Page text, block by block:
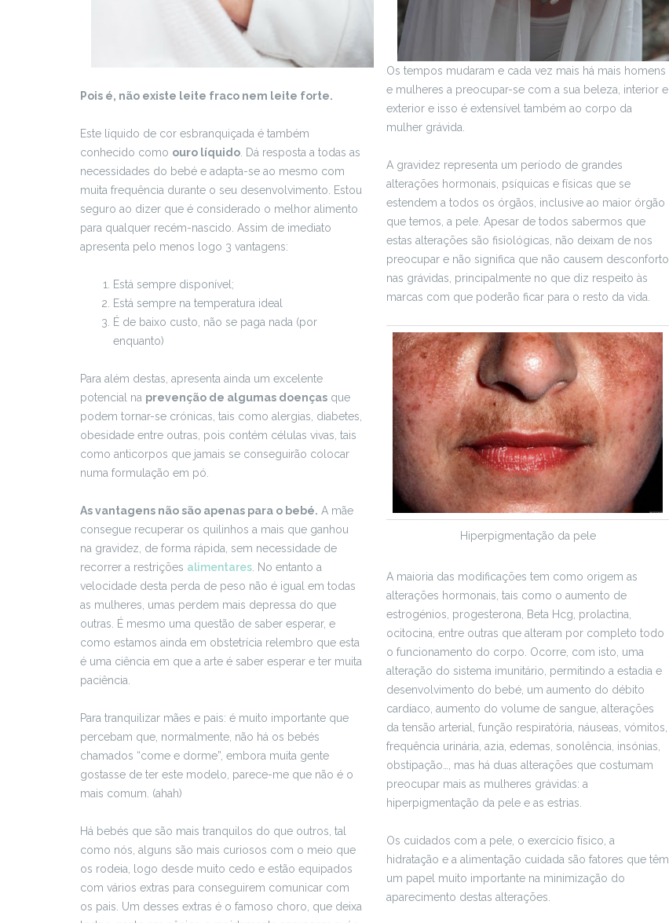
Pois é, não existe leite fraco nem leite forte.
Este líquido de cor esbranquiçada é também
conhecido como ouro líquido . Dá resposta a todas as
necessidades do bebé e adapta-se ao mesmo com
muita frequência durante o seu desenvolvimento. Estou
seguro ao dizer que é considerado o melhor alimento
para qualquer recém-nascido. Assim de imediato
apresenta pelo menos logo 3 vantagens:
Está sempre disponível;
Está sempre na temperatura ideal
É de baixo custo, não se paga nada (por
enquanto)
Para além destas, apresenta ainda um excelente
potencial na prevenção de algumas doenças que
podem tornar-se crónicas, tais como alergias, diabetes,
obesidade entre outras, pois contém células vivas, tais
como anticorpos que jamais se conseguirão colocar
numa formulação em pó.
As vantagens não são apenas para o bebé. A mãe
consegue recuperar os quilinhos a mais que ganhou
na gravidez, de forma rápida, sem necessidade de
recorrer a restrições alimentares . No entanto a
velocidade desta perda de peso não é igual em todas
as mulheres, umas perdem mais depressa do que
outras. É mesmo uma questão de saber esperar, e
como estamos ainda em obstetrícia relembro que esta
é uma ciência em que a arte é saber esperar e ter muita
paciência.
Para tranquilizar mães e pais: é muito importante que
percebam que, normalmente, não há os bebés
chamados “come e dorme”, embora muita gente
gostasse de ter este modelo, parece-me que não é o
mais comum. (ahah)
Há bebés que são mais tranquilos do que outros, tal
como nós, alguns são mais curiosos com o meio que
os rodeia, logo desde muito cedo e estão equipados
com vários extras para conseguirem comunicar com
os pais. Um desses extras é o famoso choro, que deixa
Os tempos mudaram e cada vez mais há mais homens
e mulheres a preocupar-se com a sua beleza, interior e
exterior e isso é extensível também ao corpo da
mulher grávida.
A gravidez representa um período de grandes
alterações hormonais, psíquicas e físicas que se
estendem a todos os órgãos, inclusive ao maior órgão
que temos, a pele. Apesar de todos sabermos que
estas alterações são fisiológicas, não deixam de nos
preocupar e não significa que não causem desconforto
nas grávidas, principalmente no que diz respeito às
marcas com que poderão ficar para o resto da vida.
Hiperpigmentação da pele
A maioria das modificações tem como origem as
alterações hormonais, tais como o aumento de
estrogénios, progesterona, Beta Hcg, prolactina,
ocitocina, entre outras que alteram por completo todo
o funcionamento do corpo. Ocorre, com isto, uma
alteração do sistema imunitário, permitindo a estadia e
desenvolvimento do bebé, um aumento do débito
cardíaco, aumento do volume de sangue, alterações
da tensão arterial, função respiratória, náuseas, vómitos,
frequência urinária, azia, edemas, sonolência, insónias,
obstipação…, mas há duas alterações que costumam
preocupar mais as mulheres grávidas: a
hiperpigmentação da pele e as estrias.
Os cuidados com a pele, o exercício físico, a
hidratação e a alimentação cuidada são fatores que têm
um papel muito importante na minimização do
aparecimento destas alterações.